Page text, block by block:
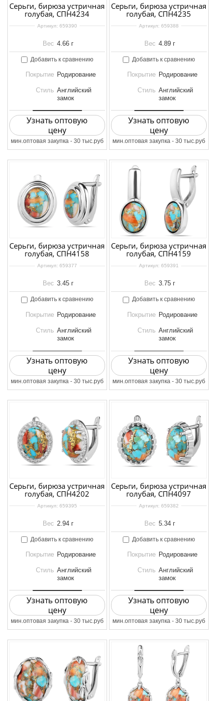
Серьги, бирюза устричная
голубая, СПН4234
Артикул: 659390
Вес 4.66 г
Добавить к сравнению
Покрытие Родирование
Стиль Английский
замок
Узнать оптовую
цену
мин.оптовая закупка - 30 тыс.руб
Серьги, бирюза устричная
голубая, СПН4235
Артикул: 659388
Вес 4.89 г
Добавить к сравнению
Покрытие Родирование
Стиль Английский
замок
Узнать оптовую
цену
мин.оптовая закупка - 30 тыс.руб
Серьги, бирюза устричная
голубая, СПН4158
Артикул: 659377
Вес 3.45 г
Добавить к сравнению
Покрытие Родирование
Стиль Английский
замок
Узнать оптовую
цену
мин.оптовая закупка - 30 тыс.руб
Серьги, бирюза устричная
голубая, СПН4159
Артикул: 659391
Вес 3.75 г
Добавить к сравнению
Покрытие Родирование
Стиль Английский
замок
Узнать оптовую
цену
мин.оптовая закупка - 30 тыс.руб
Серьги, бирюза устричная
голубая, СПН4202
Артикул: 659395
Вес 2.94 г
Добавить к сравнению
Покрытие Родирование
Стиль Английский
замок
Узнать оптовую
цену
мин.оптовая закупка - 30 тыс.руб
Серьги, бирюза устричная
голубая, СПН4097
Артикул: 659382
Вес 5.34 г
Добавить к сравнению
Покрытие Родирование
Стиль Английский
замок
Узнать оптовую
цену
мин.оптовая закупка - 30 тыс.руб